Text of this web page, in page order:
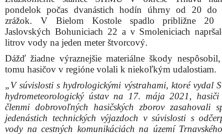
pondelok počas dvanástich hodín úhrny od 20
zrážok. V Bielom Kostole spadlo približne
Jaslovských Bohuniciach 22 a v Smoleniciach
litrov vody na jeden meter štvorcový.
Dážď žiadne výraznejšie materiálne škody
tomu hasičov v regióne volali k niekoľkým udalostiam.
„V súvislosti s hydrologickými výstrahami, ktoré vydal
hydrometeorologický ústav na 17. mája 2021,
členmi dobrovoľných hasičských zborov zasahovali
jedenástich technických výjazdoch v súvislosti s
vody na cestných komunikáciách na území